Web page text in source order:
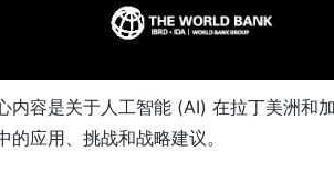
内容是关于人工智能 (AI) 在拉丁美洲和
的应用、挑战和战略建议。